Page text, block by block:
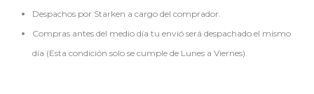
Despachos por Starken a cargo del comprador.
Compras antes del medio día tu envió será despachado el mismo
día (Esta condición solo se cumple de Lunes a Viernes).